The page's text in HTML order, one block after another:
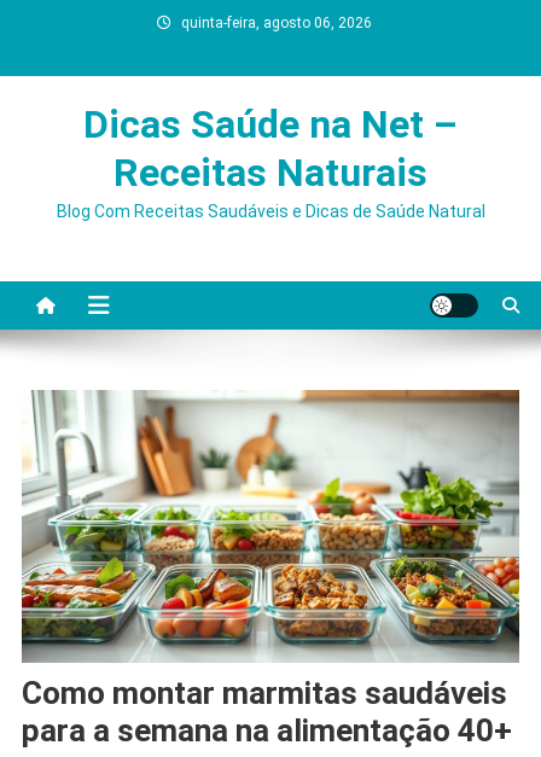
content
quinta-feira, agosto 06, 2026
Dicas Saúde na Net –
Receitas Naturais
Blog Com Receitas Saudáveis e Dicas de Saúde Natural
Como montar marmitas saudáveis
para a semana na alimentação 40+